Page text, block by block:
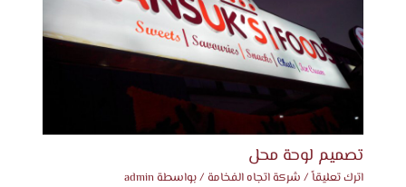
تصميم لوحة محل
اترك تعليقاً/ شركة اتجاه الفخامة / بواسطة admin